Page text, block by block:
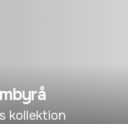
kollektion